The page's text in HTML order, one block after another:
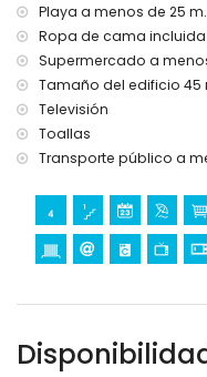
Playa a menos de 25 m.
Ropa de cama
Supermercado a
Tamaño del edificio 45
Televisión
Toallas
Transporte público a